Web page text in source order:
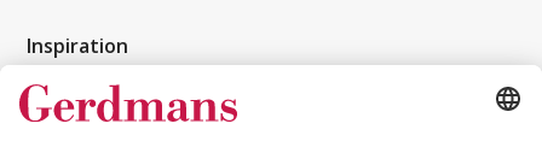
Inspiration
Kundereferencer